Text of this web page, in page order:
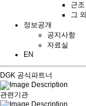
근
그 외
정보공개
공지사항
자료실
EN
DGK 공식파트너
관련기관